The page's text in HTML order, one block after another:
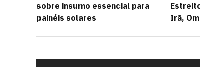
sobre insumo essencial para
painéis solares
Irã,